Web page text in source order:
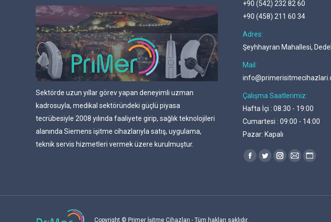
Sektörde uzun yıllar görev yapan deneyimli uzman
kadrosuyla, medikal sektöründeki güçlü piyasa
tecrübesiyle 2008 yılında faaliyete girip, sağlık teknolojileri
alanında Siemens işitme cihazlarıyla satış, uygulama,
teknik servis hizmetleri vermek üzere kurulmuştur.
+90 (542) 232 82 60
+90 (458) 211 60 34
Adres:
Şeyhhayran Mahallesi,
Mail:
Çalışma Saatlerimiz:
Hafta İçi : 08:30 - 19:00
Cumartesi : 09:00 - 14:00
Pazar: Kapalı
Find us on:
Facebook
TwitterInstagram
Mail Website
Copyright © Primer İşitme Cihazları - Tüm hakları saklıdır.